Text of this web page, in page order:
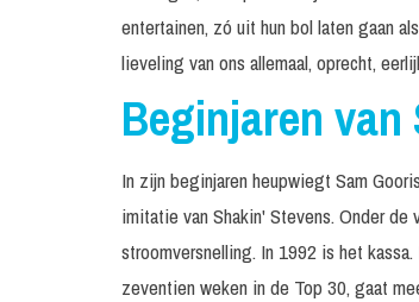
entertainen, zó uit hun bol laten gaan
lieveling van ons allemaal, oprecht,
Beginjaren van
In zijn beginjaren heupwiegt Sam
imitatie van Shakin' Stevens. Onder
stroomversnelling. In 1992 is het
zeventien weken in de Top 30, gaat